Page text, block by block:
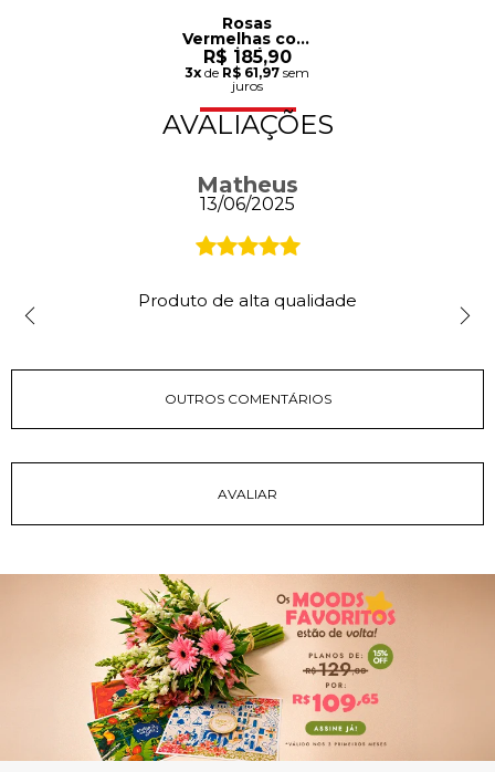
Rosas
Vermelhas com
Lindt
R$ 185,90
3xde R$ 61,97 sem
juros
AVALIAÇÕES
Matheus
13/06/2025
Produto de alta qualidade
OUTROS COMENTÁRIOS